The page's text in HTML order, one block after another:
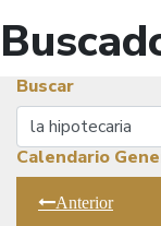
Buscar
Buscar
Calendario
Anterior